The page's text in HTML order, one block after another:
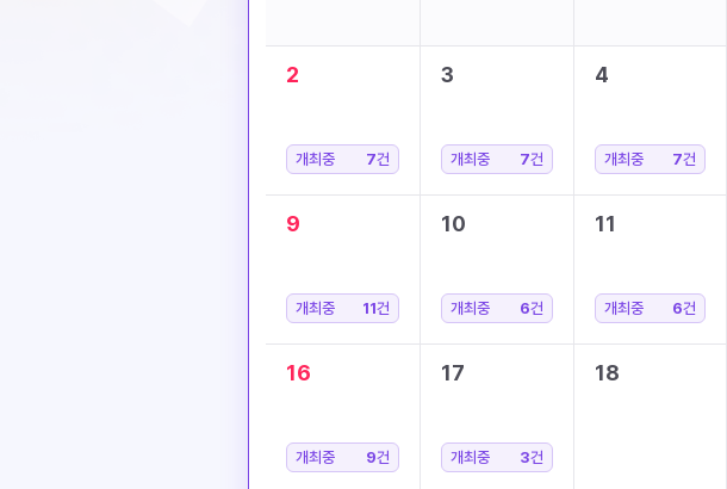
2
개최중 7건
3
개최중 7건
4
개최중 7건
9
개최중 11건
10
개최중 6건
11
개최중 6건
16
개최중 9건
17
개최중 3건
18